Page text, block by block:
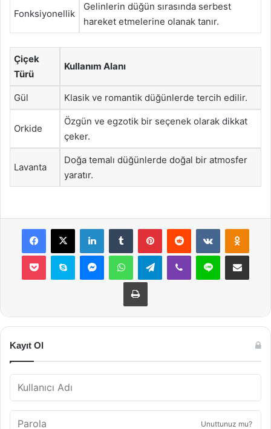
Fonksiyonellik
Gelinlerin düğün sırasında serbest
hareket etmelerine olanak tanır.
Çiçek
Türü
Kullanım Alanı
Gül Klasik ve romantik düğünlerde tercih edilir.
Orkide
Özgün ve egzotik bir seçenek olarak dikkat
çeker.
Lavanta
Doğa temalı düğünlerde doğal bir atmosfer
yaratır.
Facebook
X LinkedInTumblr PinterestReddit VKontakte
Pocket Skype MessengerWhatsAppTelegramViber Line E-Posta ile
Yazdır
Kayıt Ol
Unuttunuz mu?